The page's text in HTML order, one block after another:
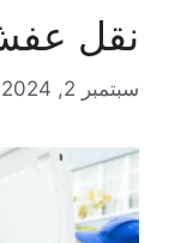
نقل
سبتمبر 2, 2024